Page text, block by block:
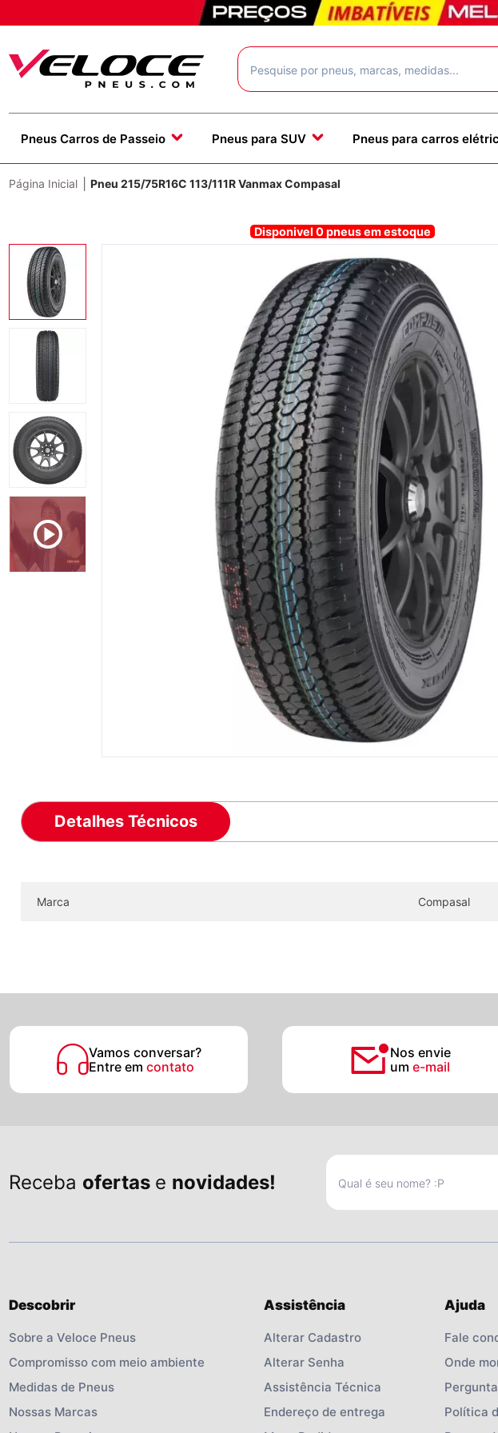
Pneus Carros de Passeio Pneus para SUV Pneus para carros
Página Inicial Pneu 215/75R16C 113/111R Vanmax Compasal
Disponivel 0 pneus em estoque
Detalhes Técnicos
Marca Compasal
Vamos conversar?
Entre em contato
Nos envie
ume-mail
Receba ofertas e novidades!
Descobrir
Sobre a Veloce Pneus
Compromisso com meio ambiente
Medidas de Pneus
Nossas Marcas
Assistência
Alterar Cadastro
Alterar Senha
Assistência Técnica
Endereço de entrega
Ajuda
Fale
Onde
Política